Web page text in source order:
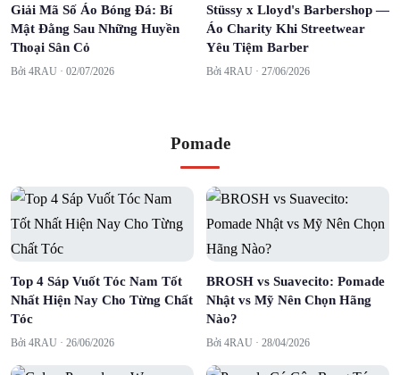
Giải Mã Số Áo Bóng Đá: Bí
Mật Đằng Sau Những Huyền
Thoại Sân Cỏ
Bởi 4RAU · 02/07/2026
Stüssy x Lloyd's Barbershop —
Áo Charity Khi Streetwear
Yêu Tiệm Barber
Bởi 4RAU · 27/06/2026
Pomade
Top 4 Sáp Vuốt Tóc Nam Tốt
Nhất Hiện Nay Cho Từng Chất
Tóc
Bởi 4RAU · 26/06/2026
BROSH vs Suavecito: Pomade
Nhật vs Mỹ Nên Chọn Hãng
Nào?
Bởi 4RAU · 28/04/2026